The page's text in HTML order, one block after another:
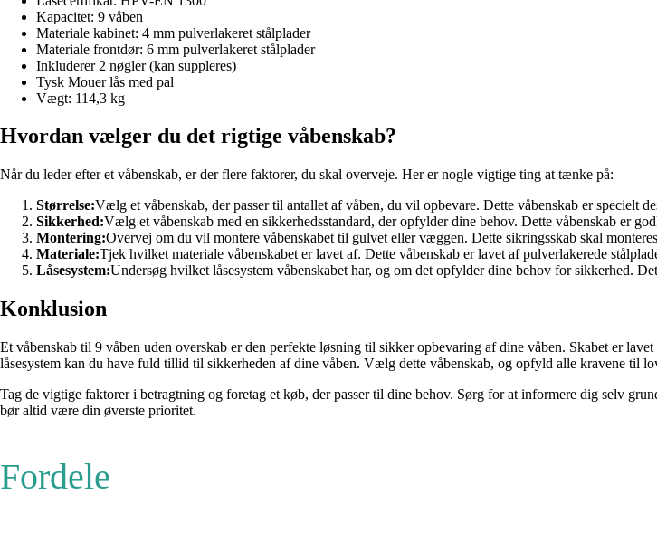
Kapacitet: 9 våben
Materiale kabinet: 4 mm pulverlakeret stålplader
Materiale frontdør: 6 mm pulverlakeret stålplader
Inkluderer 2 nøgler (kan suppleres)
Tysk Mouer lås med pal
Vægt: 114,3 kg
Hvordan vælger du det rigtige våbenskab?
Når du leder efter et våbenskab, er der flere faktorer, du skal overveje. Her er nogle vigtige ting at tænke på:
Størrelse:Vælg et våbenskab, der passer til antallet af våben, du vil opbevare. Dette våbenskab er specielt
Sikkerhed:Vælg et våbenskab med en sikkerhedsstandard, der opfylder dine behov. Dette våbenskab er
Montering:Overvej om du vil montere våbenskabet til gulvet eller væggen. Dette sikringsskab skal
Materiale:Tjek hvilket materiale våbenskabet er lavet af. Dette våbenskab er lavet af pulverlakerede
Låsesystem:Undersøg hvilket låsesystem våbenskabet har, og om det opfylder dine behov for sikkerhed.
Konklusion
Et våbenskab til 9 våben uden overskab er den perfekte løsning til sikker opbevaring af dine våben. Skabet er
låsesystem kan du have fuld tillid til sikkerheden af dine våben. Vælg dette våbenskab, og opfyld alle kravene til
Tag de vigtige faktorer i betragtning og foretag et køb, der passer til dine behov. Sørg for at informere dig selv
bør altid være din øverste prioritet.
Fordele